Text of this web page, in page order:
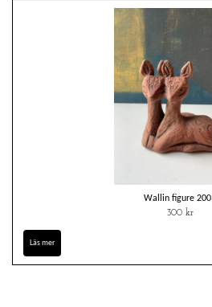
Wallin figure
300 kr
Läs mer